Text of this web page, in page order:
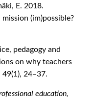
E. 2018.
(im)possible?
pedagogy and
on why teachers
49(1), 24–37.
education,